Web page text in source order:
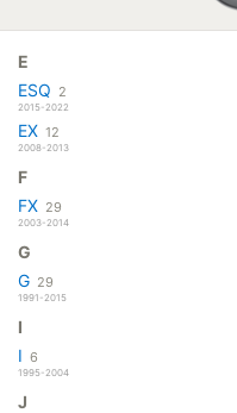
E
ESQ 2
2015-2022
EX 12
2008-2013
F
FX 29
2003-2014
G
G 29
1991-2015
I
I 6
1995-2004
J